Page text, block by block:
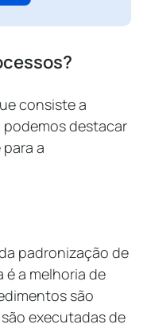
consiste a
destacar
a
padronização de
a melhoria de
são
executadas de